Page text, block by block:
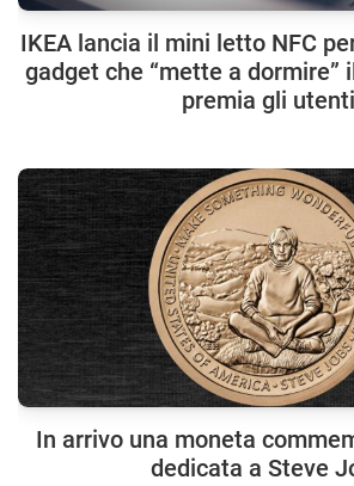
IKEA lancia il mini letto NFC
gadget che “mette a dormire”
premia gli utenti
In arrivo una moneta
dedicata a Steve